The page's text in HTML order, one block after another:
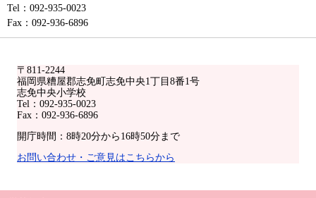
〒811-2244
福岡県糟屋郡志免町志免中央1丁目8番1号
志免中央小学校
Tel：092-935-0023
Fax：092-936-6896
開庁時間：8時20分から16時50分まで
お問い合わせ・ご意見はこちらから
Tel：092-935-0023
Fax：092-936-6896